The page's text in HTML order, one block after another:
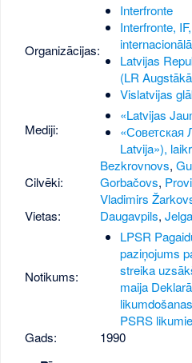
Organizācijas:
Interfronte
Interfronte,
Latvijas
(LR
Vislatvijas
Mediji:
«Latvijas
«Советская
Latvija»),
Cilvēki:
Bezkrovnovs,
Gorbačovs,
Vladimirs
Vietas:
Daugavpils,
Notikums:
LPSR
paziņojums
streika
maija
PSRS
Gads:
1990